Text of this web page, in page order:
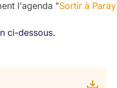
l'agenda "Sortir à Paray
ci-dessous.